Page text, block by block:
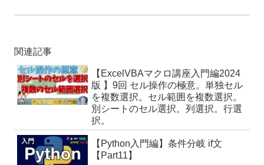
関連記事
【ExcelVBAマクロ講座入門編2024
版 】9回 セル操作の極意。単独セル
を複数選択。セル範囲を複数選択。
別シートのセル選択。列選択。行選
択。
【Python入門編】条件分岐 if文
【Part11】